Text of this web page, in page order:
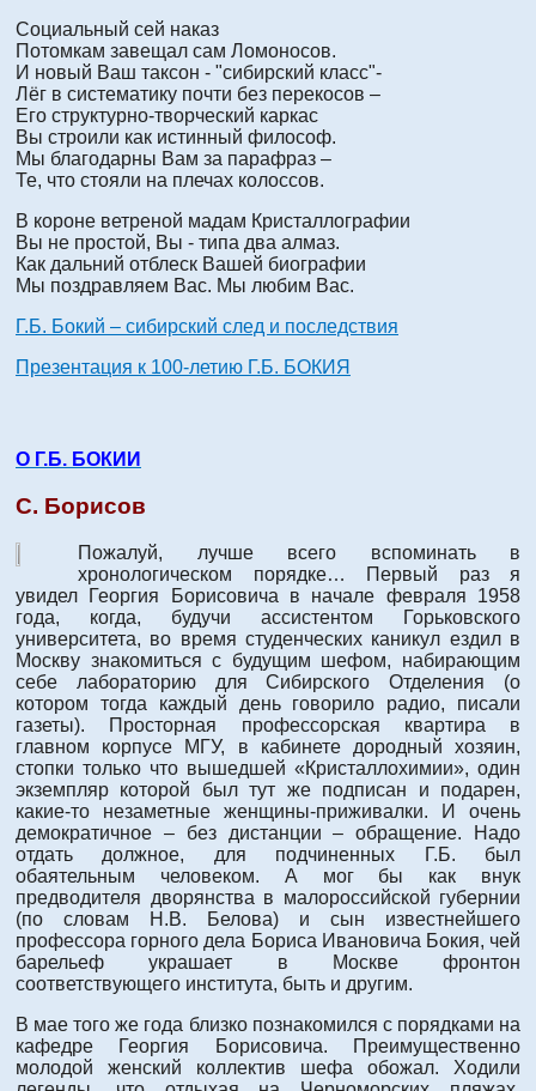
Социальный сей наказ
Потомкам завещал сам Ломоносов.
И новый Ваш таксон - "сибирский класс"-
Лёг в систематику почти без перекосов –
Его структурно-творческий каркас
Вы строили как истинный философ.
Мы благодарны Вам за парафраз –
Те, что стояли на плечах колоссов.
В короне ветреной мадам Кристаллографии
Вы не простой, Вы - типа два алмаз.
Как дальний отблеск Вашей биографии
Мы поздравляем Вас. Мы любим Вас.
Г.Б. Бокий – сибирский след и последствия
Презентация к 100-летию Г.Б. БОКИЯ
О Г.Б. БОКИИ
С. Борисов
Пожалуй, лучше всего вспоминать в
хронологическом порядке… Первый раз я
увидел Георгия Борисовича в начале февраля 1958
года, когда, будучи ассистентом Горьковского
университета, во время студенческих каникул ездил в
Москву знакомиться с будущим шефом, набирающим
себе лабораторию для Сибирского Отделения (о
котором тогда каждый день говорило радио, писали
газеты). Просторная профессорская квартира в
главном корпусе МГУ, в кабинете дородный хозяин,
стопки только что вышедшей «Кристаллохимии», один
экземпляр которой был тут же подписан и подарен,
какие-то незаметные женщины-приживалки. И очень
демократичное – без дистанции – обращение. Надо
отдать должное, для подчиненных Г.Б. был
обаятельным человеком. А мог бы как внук
предводителя дворянства в малороссийской губернии
(по словам Н.В. Белова) и сын известнейшего
профессора горного дела Бориса Ивановича Бокия, чей
барельеф украшает в Москве фронтон
соответствующего института, быть и другим.
В мае того же года близко познакомился с порядками на
кафедре Георгия Борисовича. Преимущественно
молодой женский коллектив шефа обожал. Ходили